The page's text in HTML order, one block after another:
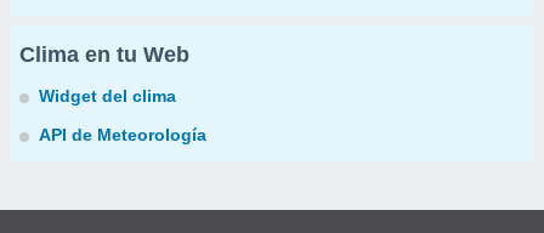
Clima en tu Web
Widget del clima
API de Meteorología